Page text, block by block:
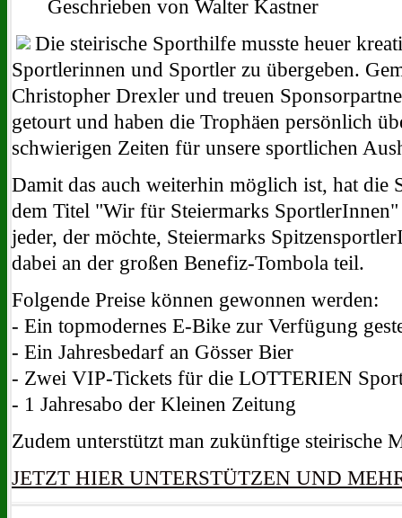
Geschrieben von Walter Kastner
Die steirische Sporthilfe musste heuer
Sportlerinnen und Sportler zu übergeben.
Christopher Drexler und treuen
getourt und haben die Trophäen persönlich
schwierigen Zeiten für unsere sportlichen
Damit das auch weiterhin möglich ist, hat die
dem Titel "Wir für Steiermarks
jeder, der möchte, Steiermarks
dabei an der großen Benefiz-Tombola teil.
Folgende Preise können gewonnen werden:
- Ein topmodernes E-Bike zur Verfügung
- Ein Jahresbedarf an Gösser Bier
- Zwei VIP-Tickets für die LOTTERIEN
- 1 Jahresabo der Kleinen Zeitung
Zudem unterstützt man zukünftige steirische
JETZT HIER UNTERSTÜTZEN UND